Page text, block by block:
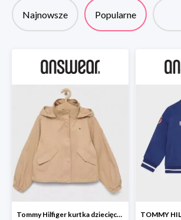
Najnowsze Popularne
Tommy Hilfiger kurtka dziecięca -20%